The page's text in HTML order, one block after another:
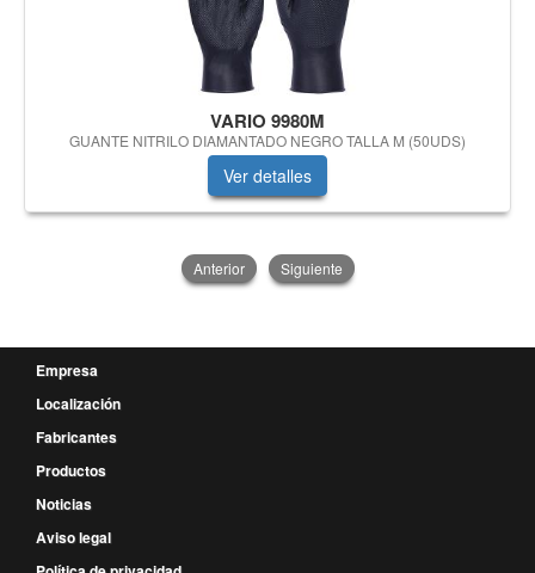
VARIO 9980M
GUANTE NITRILO DIAMANTADO NEGRO TALLA M (50UDS)
Ver detalles
Anterior Siguiente
Empresa
Localización
Fabricantes
Productos
Noticias
Aviso legal